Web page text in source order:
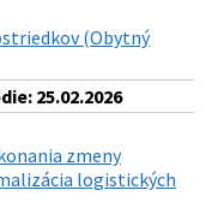
(Obytný
25.02.2026
zmeny
logistických